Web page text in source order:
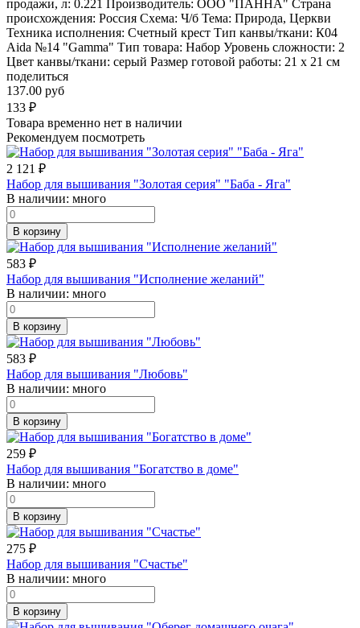
продажи, л: 0.221 Производитель: ООО "ПАННА" Страна
происхождения: Россия Схема: Ч/б Тема: Природа, Церкви
Техника исполнения: Счетный крест Тип канвы/ткани: К04
Aida №14 "Gamma" Тип товара: Набор Уровень сложности: 2
Цвет канвы/ткани: серый Размер готовой работы: 21 x 21 см
поделиться
137.00 руб
133 ₽
Товара временно нет в наличии
Рекомендуем посмотреть
2 121 ₽
Набор для вышивания "Золотая серия" "Баба - Яга"
В наличии: много
В корзину
583 ₽
Набор для вышивания "Исполнение желаний"
В наличии: много
В корзину
583 ₽
Набор для вышивания "Любовь"
В наличии: много
В корзину
259 ₽
Набор для вышивания "Богатство в доме"
В наличии: много
В корзину
275 ₽
Набор для вышивания "Счастье"
В наличии: много
В корзину